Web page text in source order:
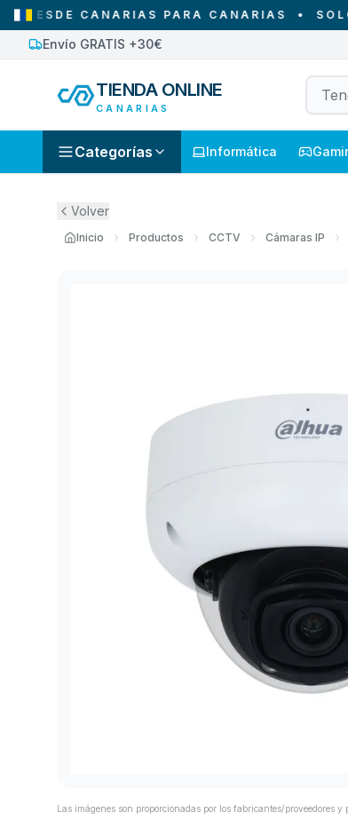
CANARIAS PARA CANARIAS• SOLO
Envío GRATIS +30€
TIENDA ONLINE
CANARIAS
Categorías Informática
Volver
Inicio Productos CCTV Cámaras IP